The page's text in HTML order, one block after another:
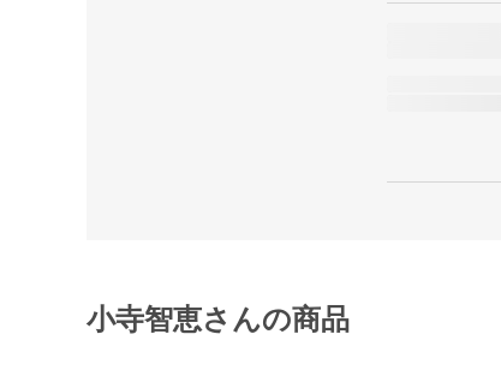
小寺智恵さんの商品